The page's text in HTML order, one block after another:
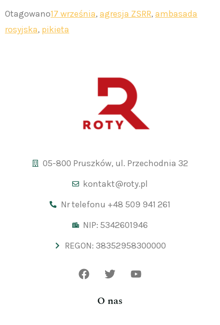
Otagowano17 września, agresja ZSRR, ambasada
rosyjska, pikieta
05-800 Pruszków, ul. Przechodnia 32
kontakt@roty.pl
Nr telefonu +48 509 941 261
NIP: 5342601946
REGON: 38352958300000
O nas